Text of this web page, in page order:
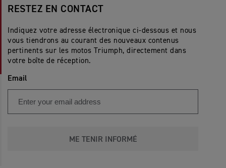
RESTEZ EN CONTACT
Indiquez votre adresse électronique ci-dessous et nous
vous tiendrons au courant des nouveaux contenus
pertinents sur les motos Triumph, directement dans
votre boîte de réception.
Email
ME TENIR INFORMÉ